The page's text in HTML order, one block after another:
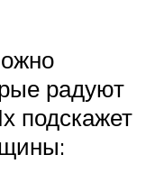
радуют
подскажет